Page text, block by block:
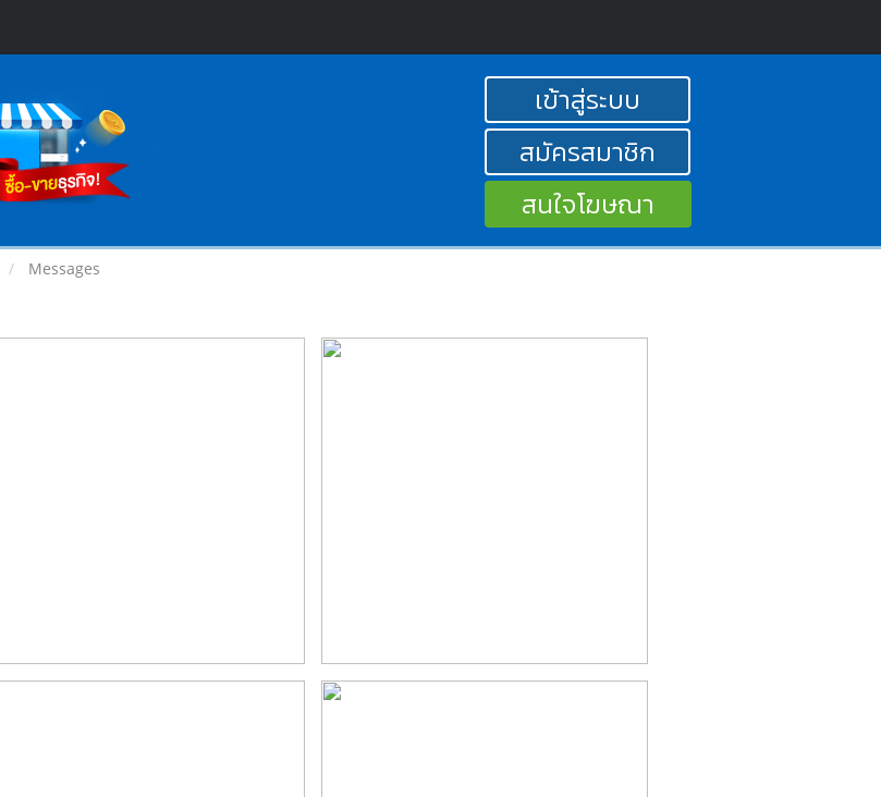
เข้าสู่ระบบ
สมัครสมาชิก
สนใจโฆษณา
Messages